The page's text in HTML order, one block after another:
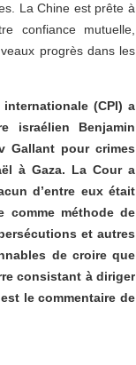
La Chine est prête à
confiance mutuelle,
progrès dans les
(CPI) a
israélien Benjamin
Gallant pour crimes
à Gaza. La Cour a
d’entre eux était
comme méthode de
et autres
de croire que
consistant à diriger
le commentaire de